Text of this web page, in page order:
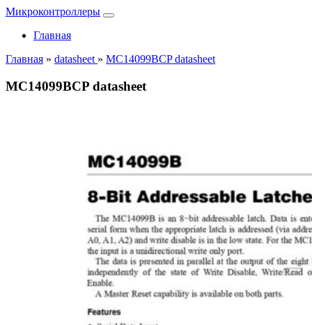
Микроконтроллеры
Главная
Главная » datasheet » MC14099BCP datasheet
MC14099BCP datasheet